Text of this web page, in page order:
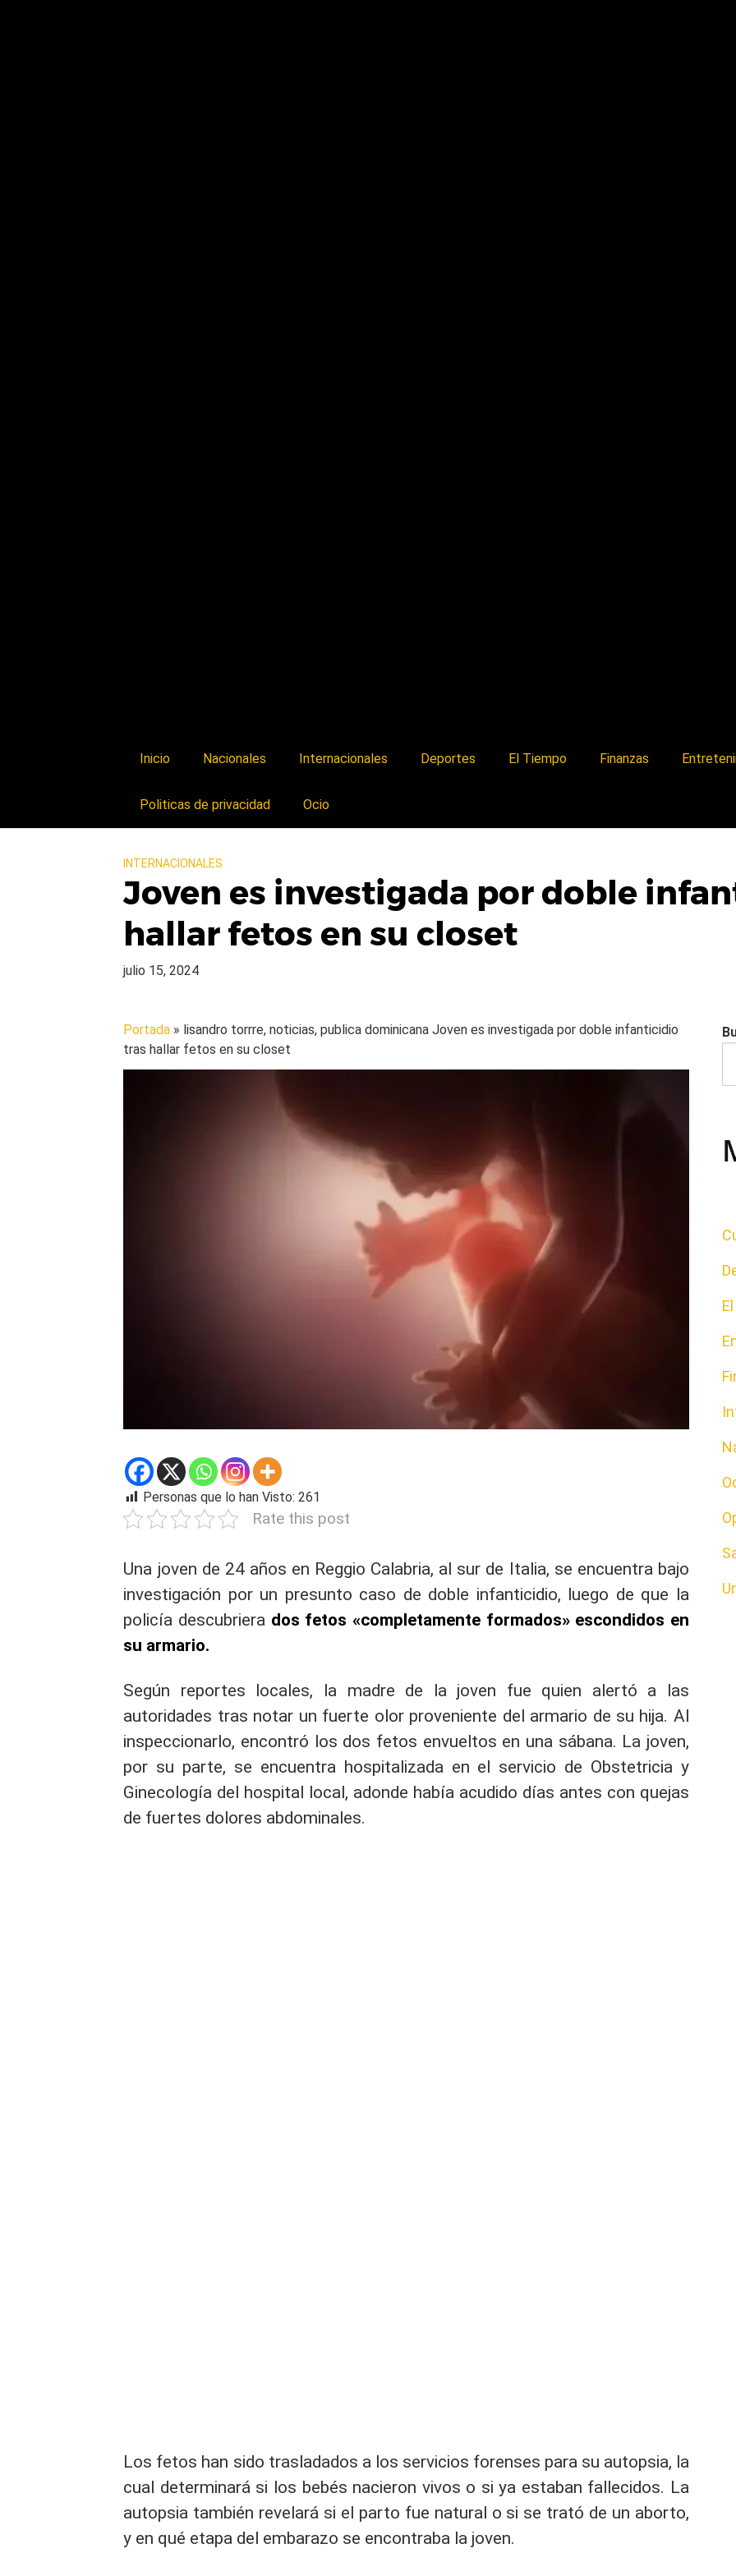
Inicio Nacionales Internacionales Deportes El Tiempo Finanzas
Politicas de privacidad Ocio
INTERNACIONALES
Joven es investigada por doble
hallar fetos en su closet
julio 15, 2024
Portada » lisandro torrre, noticias, publica dominicanaJoven es investigada por doble infanticidio
tras hallar fetos en su closet
Personas que lo han Visto: 261
Rate this post
Una joven de 24 años en Reggio Calabria, al sur de Italia, se encuentra bajo
investigación por un presunto caso de doble infanticidio, luego de que la
policía descubriera dos fetos «completamente formados» escondidos en
su armario.
Según reportes locales, la madre de la joven fue quien alertó a las
autoridades tras notar un fuerte olor proveniente del armario de su hija. Al
inspeccionarlo, encontró los dos fetos envueltos en una sábana. La joven,
por su parte, se encuentra hospitalizada en el servicio de Obstetricia y
Ginecología del hospital local, adonde había acudido días antes con quejas
de fuertes dolores abdominales.
Los fetos han sido trasladados a los servicios forenses para su autopsia, la
cual determinará si los bebés nacieron vivos o si ya estaban fallecidos. La
autopsia también revelará si el parto fue natural o si se trató de un aborto,
y en qué etapa del embarazo se encontraba la joven.